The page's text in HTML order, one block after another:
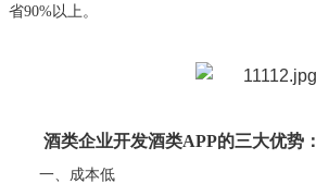
省90%以上。
酒类企业开发酒类APP的三大优势：
一、成本低